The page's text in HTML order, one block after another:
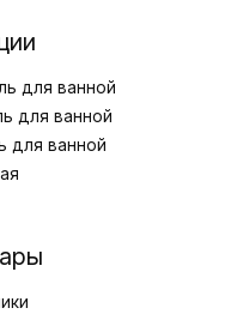
для ванной
для ванной
для ванной